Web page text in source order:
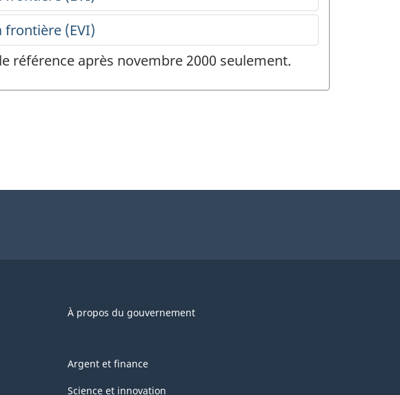
référence après novembre 2000 seulement.
À propos du gouvernement
Argent et finance
Science et innovation